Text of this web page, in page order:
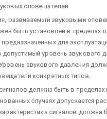
оповещателей
развиваемый звуковыми
быть установлен в пределах
для
допустимый уровень звукового
звукового давления
конкретных типов.
должна быть в
случаях допускается
сигналов должна